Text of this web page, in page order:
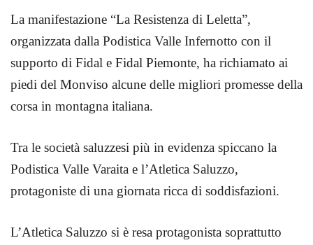
La manifestazione “La Resistenza di Leletta”,
organizzata dalla Podistica Valle Infernotto con il
supporto di Fidal e Fidal Piemonte, ha richiamato ai
piedi del Monviso alcune delle migliori promesse della
corsa in montagna italiana.
Tra le società saluzzesi più in evidenza spiccano la
Podistica Valle Varaita e l’Atletica Saluzzo,
protagoniste di una giornata ricca di soddisfazioni.
L’Atletica Saluzzo si è resa protagonista soprattutto